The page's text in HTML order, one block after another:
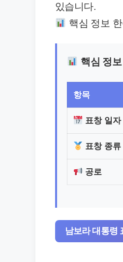
있습니다.
핵심 정보 한
핵심 정보
항목
표창 일자
표창 종류
공로
남보라 대통령